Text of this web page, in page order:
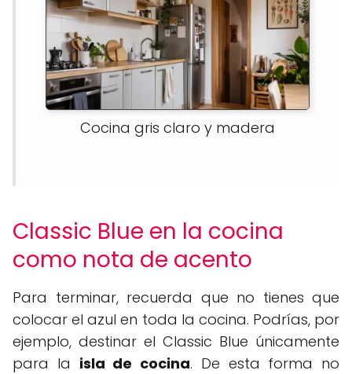
Cocina gris claro y madera
Classic Blue en la cocina
como nota de acento
Para terminar, recuerda que no tienes que
colocar el azul en toda la cocina. Podrías, por
ejemplo, destinar el Classic Blue únicamente
para la isla de cocina. De esta forma no